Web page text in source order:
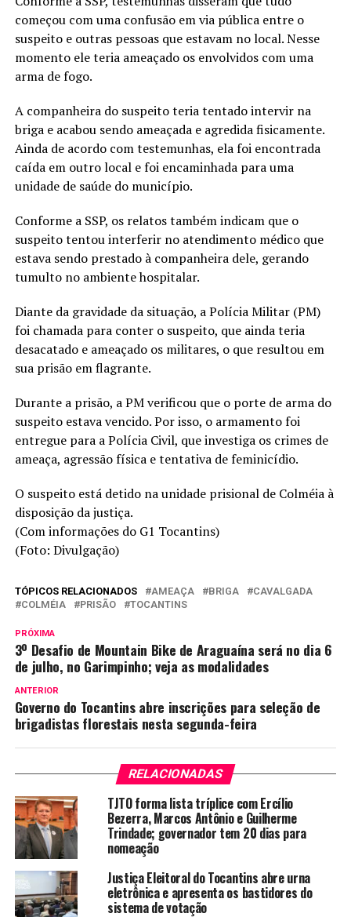
começou com uma confusão em via pública entre o
suspeito e outras pessoas que estavam no local. Nesse
momento ele teria ameaçado os envolvidos com uma
arma de fogo.
A companheira do suspeito teria tentado intervir na
briga e acabou sendo ameaçada e agredida fisicamente.
Ainda de acordo com testemunhas, ela foi encontrada
caída em outro local e foi encaminhada para uma
unidade de saúde do município.
Conforme a SSP, os relatos também indicam que o
suspeito tentou interferir no atendimento médico que
estava sendo prestado à companheira dele, gerando
tumulto no ambiente hospitalar.
Diante da gravidade da situação, a Polícia Militar (PM)
foi chamada para conter o suspeito, que ainda teria
desacatado e ameaçado os militares, o que resultou em
sua prisão em flagrante.
Durante a prisão, a PM verificou que o porte de arma do
suspeito estava vencido. Por isso, o armamento foi
entregue para a Polícia Civil, que investiga os crimes de
ameaça, agressão física e tentativa de feminicídio.
O suspeito está detido na unidade prisional de Colméia à
disposição da justiça.
(Com informações do G1 Tocantins)
(Foto: Divulgação)
TÓPICOS RELACIONADOS AMEAÇA BRIGA
CAVALGADA
COLMÉIA
PRISÃO TOCANTINS
PRÓXIMA
3º Desafio de Mountain Bike de Araguaína será no dia 6
de julho, no Garimpinho; veja as modalidades
ANTERIOR
Governo do Tocantins abre inscrições para seleção de
brigadistas florestais nesta segunda-feira
RELACIONADAS
TJTO forma lista tríplice com Ercílio
Bezerra, Marcos Antônio e Guilherme
Trindade; governador tem 20 dias para
nomeação
Justiça Eleitoral do Tocantins abre urna
eletrônica e apresenta os bastidores do
sistema de votação